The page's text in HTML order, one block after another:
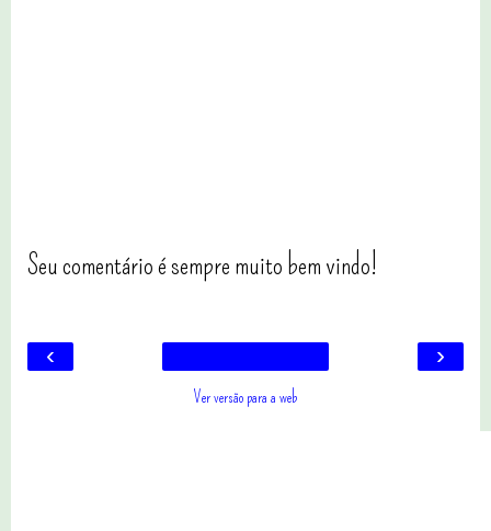
Seu comentário é sempre muito bem vindo!
‹ ›
Ver versão para a web